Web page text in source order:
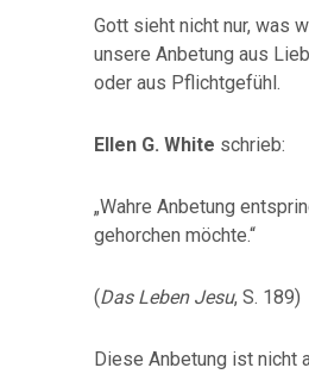
Gott sieht nicht nur, was
unsere Anbetung aus
oder aus Pflichtgefühl.
Ellen G. White schrieb:
„Wahre Anbetung
gehorchen möchte.“
(Das Leben Jesu, S. 189)
Diese Anbetung ist nicht